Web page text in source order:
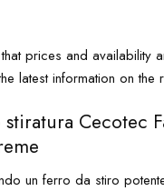
prices and availability
latest information on the
Cecotec
un ferro da stiro